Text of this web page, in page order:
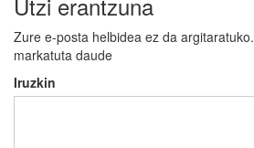
Zure e-posta helbidea ez da argitaratuko.
markatuta daude
Iruzkin